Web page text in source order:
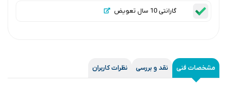
گارانتی 10 سال تعویض
مشخصات فنی نقد و بررسی نظرات کاربران